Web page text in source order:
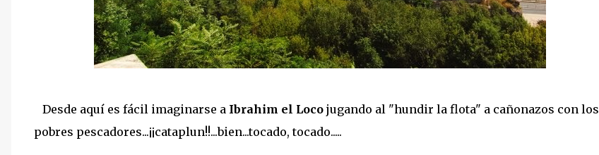
Desde aquí es fácil imaginarse a Ibrahim el Loco jugando al "hundir la flota" a cañonazos con los
pobres pescadores...¡¡cataplun!!...bien...tocado, tocado.....